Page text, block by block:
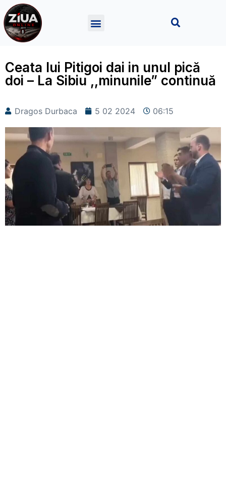
Ceata lui Pitigoi dai in unul pică
doi – La Sibiu ,,minunile” continuă
Dragos Durbaca 5 02 2024 06:15